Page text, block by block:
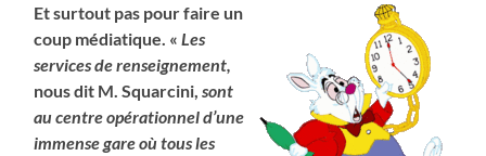
Et surtout pas pour faire un
coup médiatique. « Les
services de renseignement,
nous dit M. Squarcini,sont
au centre opérationnel d’une
immense gare où tous les